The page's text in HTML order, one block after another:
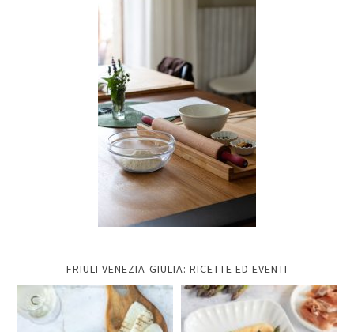
FRIULI VENEZIA-GIULIA: RICETTE ED EVENTI